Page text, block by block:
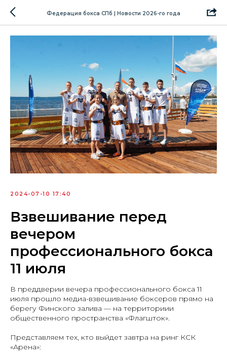
Федерация бокса СПб | Новости 2026-го года
2024-07-10 17:40
Взвешивание перед
вечером
профессионального бокса
11 июля
В преддверии вечера профессионального бокса 11
июля прошло медиа-взвешивание боксеров прямо на
берегу Финского залива — на территориии
общественного пространства «Флагшток».
Представляем тех, кто выйдет завтра на ринг КСК
«Арена»: